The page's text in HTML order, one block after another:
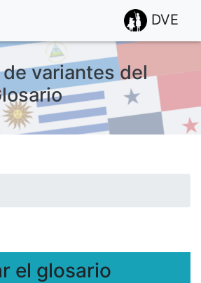
DVE
variantes del
estadísticas de las visitas.
el glosario